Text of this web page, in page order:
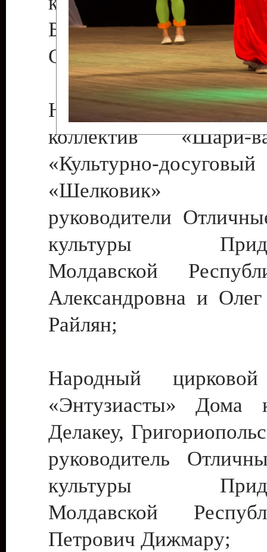
Бендеры ,
Светлана Георгиевна
Народный цирковой
коллектив
«Культурно-
«Шелковик»
руководители
культуры
Молдавской
Александровна и
Райлян;
Народный цирковой
«Энтузиасты» Дома
Делакеу,
руководитель
культуры
Молдавской
Петрович Дижмару;